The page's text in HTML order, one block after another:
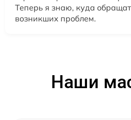
Теперь я знаю, куда
возникших проблем.
Наши